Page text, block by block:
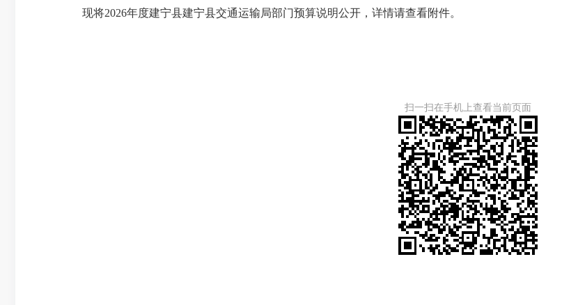
现将2026年度建宁县建宁县交通运输局部门预算说明公开，详情请查看附件。
扫一扫在手机上查看当前页面